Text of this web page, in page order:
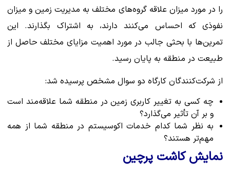
را در مورد میزان علاقه گروه‌های مختلف به مدیریت زمین و میزان
نفوذی که احساس می‌کنند دارند، به اشتراک بگذارند. این
تمرین‌ها با بحثی جالب در مورد اهمیت مزایای مختلف حاصل از
طبیعت در منطقه به پایان رسید.
از شرکت‌کنندگان کارگاه دو سوال مشخص پرسیده شد:
چه کسی به تغییر کاربری زمین در منطقه شما علاقه‌مند است
و بر آن تأثیر می‌گذارد؟
به نظر شما کدام خدمات اکوسیستم در منطقه شما از همه
مهم‌تر هستند؟
نمایش کاشت پرچین